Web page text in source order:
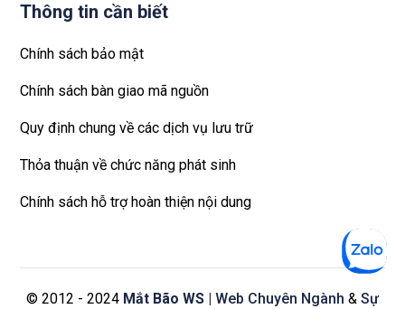
Thông tin cần biết
Chính sách bảo mật
Chính sách bàn giao mã nguồn
Quy định chung về các dịch vụ lưu trữ
Thỏa thuận về chức năng phát sinh
Chính sách hỗ trợ hoàn thiện nội dung
© 2012 - 2024 Mắt Bão WS | Web Chuyên Ngành & Sự